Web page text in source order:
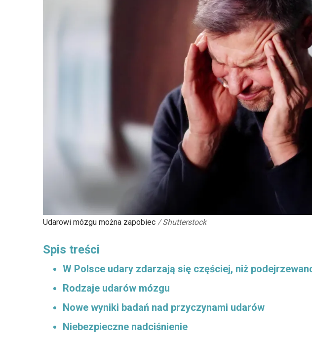
Udarowi mózgu można zapobiec / Shutterstock
Spis treści
W Polsce udary zdarzają się częściej, niż
Rodzaje udarów mózgu
Nowe wyniki badań nad przyczynami udarów
Niebezpieczne nadciśnienie